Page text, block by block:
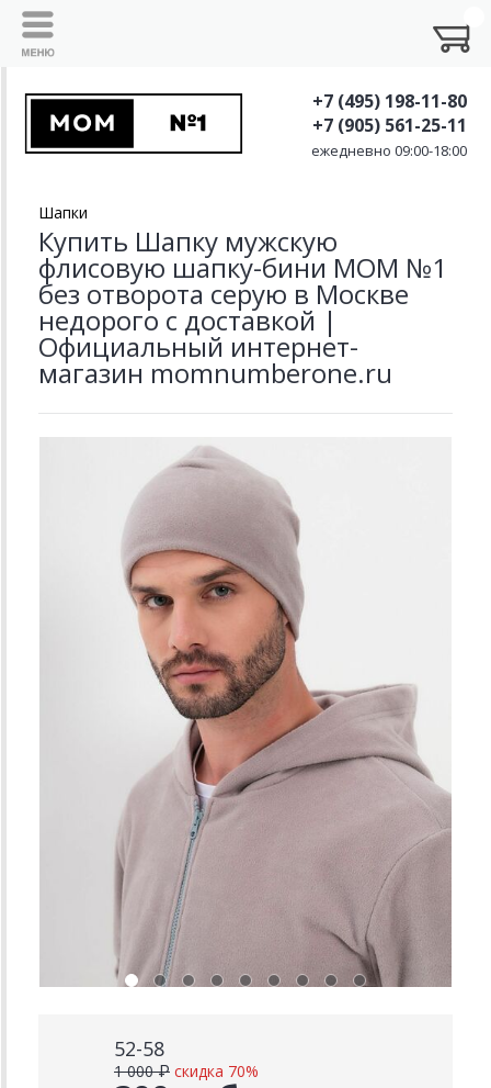
+7 (495) 198-11-80
+7 (905) 561-25-11
ежедневно 09:00-18:00
Шапки
Купить Шапку мужскую
флисовую шапку-бини MOM №1
без отворота серую в Москве
недорого с доставкой |
Официальный интернет-
магазин momnumberone.ru
52-58
1 000 ₽ скидка 70%